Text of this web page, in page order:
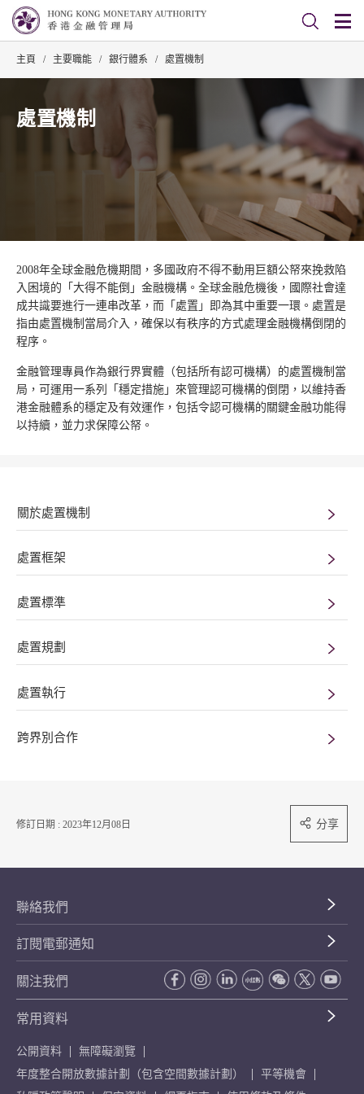
主頁 / 主要職能 / 銀行體系 / 處置機制
處置機制
2008年全球金融危機期間，多國政府不得不動用巨額公帑來挽救陷
入困境的「大得不能倒」金融機構。全球金融危機後，國際社會達
成共識要進行一連串改革，而「處置」即為其中重要一環。處置是
指由處置機制當局介入，確保以有秩序的方式處理金融機構倒閉的
程序。
金融管理專員作為銀行界實體（包括所有認可機構）的處置機制當
局，可運用一系列「穩定措施」來管理認可機構的倒閉，以維持香
港金融體系的穩定及有效運作，包括令認可機構的關鍵金融功能得
以持續，並力求保障公帑。
關於處置機制
處置框架
處置標準
處置規劃
處置執行
跨界別合作
修訂日期 : 2023年12月08日 分享
聯絡我們
訂閱電郵通知
關注我們
常用資料
公開資料
無障礙瀏覽
年度整合開放數據計劃（包含空間數據計劃）
平等機會